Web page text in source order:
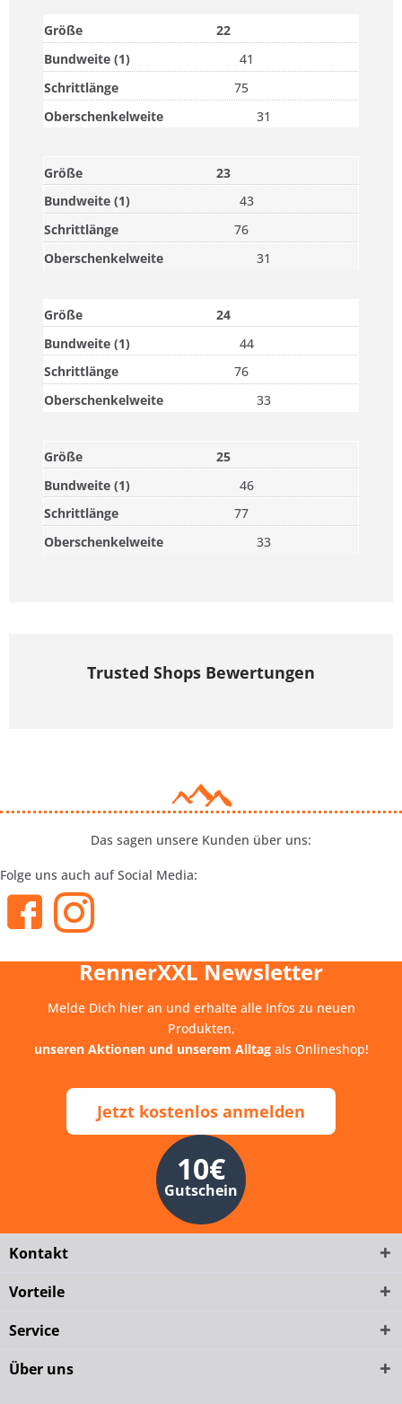
22
41
75
31
23
43
76
31
24
44
76
33
25
46
77
33
Trusted Shops Bewertungen
Das sagen unsere Kunden über uns:
Folge uns auch auf Social Media:
RennerXXL Newsletter
Melde Dich hier an und erhalte alle Infos zu neuen
Produkten,
unseren Aktionen und unserem Alltagals Onlineshop!
Jetzt kostenlos anmelden
10€
Gutschein
Kontakt
Vorteile
Service
Über uns